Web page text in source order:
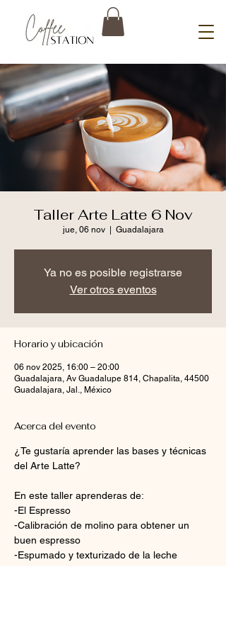
Taller Arte Latte 6 Nov
jue, 06 nov
  |
Guadalajara
Ya no es posible registrarse
Ver otros eventos
Horario y ubicación
06 nov 2025, 16:00 – 20:00
Guadalajara, Av Guadalupe 814, Chapalita, 44500
Guadalajara, Jal., México
Acerca del evento
¿Te gustaría aprender las bases y técnicas
del Arte Latte?
En este taller aprenderas de:
-El Espresso
-Calibración de molino para obtener un
buen espresso
-Espumado y texturizado de la leche